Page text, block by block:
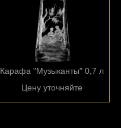
Карафа "Музыканты" 0,7 л
Цену уточняйте